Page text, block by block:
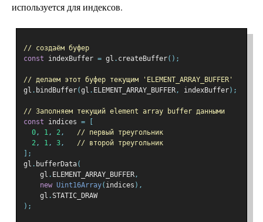
используется для индексов.
// создаём буфер
const indexBuffer = gl . createBuffer();
// делаем этот буфер текущим 'ELEMENT_ARRAY_BUFFER'
gl . bindBuffer(gl . ELEMENT_ARRAY_BUFFER, indexBuffer);
// Заполняем текущий element array buffer данными
const indices =
0, 1, 2,
// первый треугольник
2, 1, 3,
// второй треугольник
];
gl . bufferData(
    gl
. ELEMENT_ARRAY_BUFFER,
new Uint16Array( indices ),
    gl
.STATIC_DRAW
);